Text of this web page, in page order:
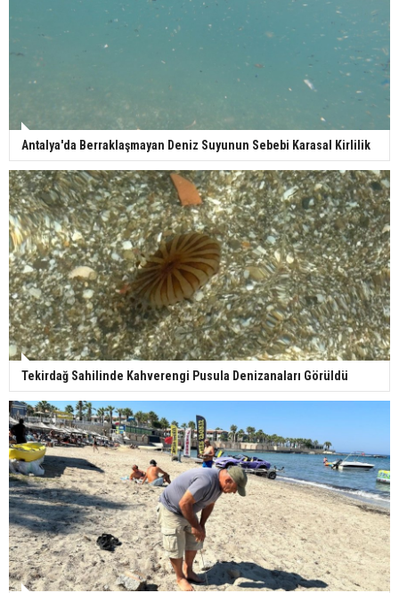
Antalya'da Berraklaşmayan Deniz Suyunun Sebebi Karasal Kirlilik
Tekirdağ Sahilinde Kahverengi Pusula Denizanaları Görüldü